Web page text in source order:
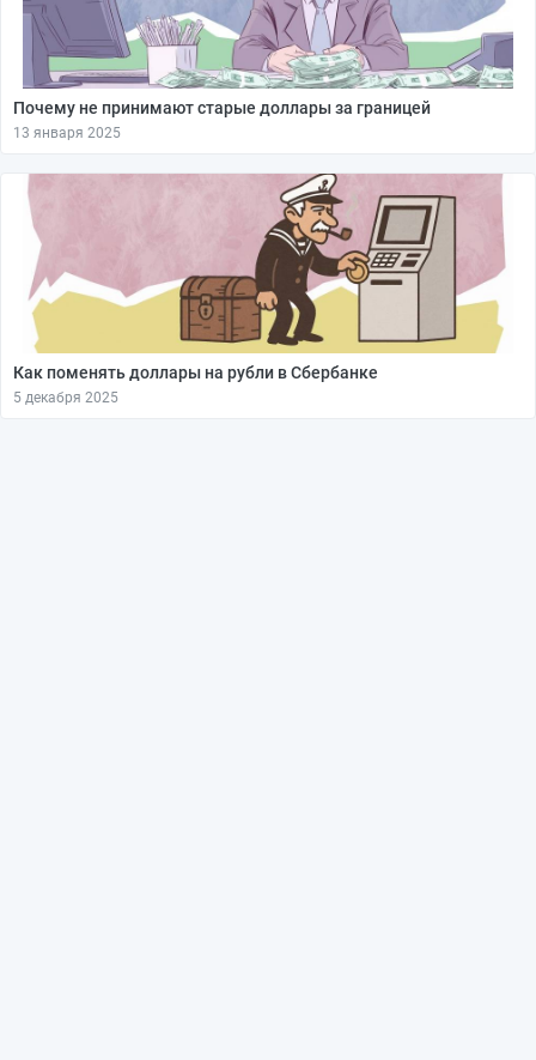
Почему не принимают старые доллары за границей
13 января 2025
Как поменять доллары на рубли в Сбербанке
5 декабря 2025